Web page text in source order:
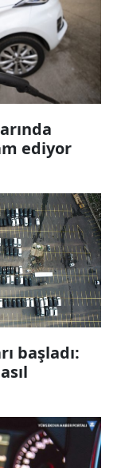
ediyor
başladı: